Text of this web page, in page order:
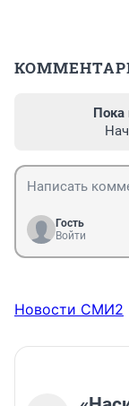
Пока
Гость
Войти
Новости СМИ2